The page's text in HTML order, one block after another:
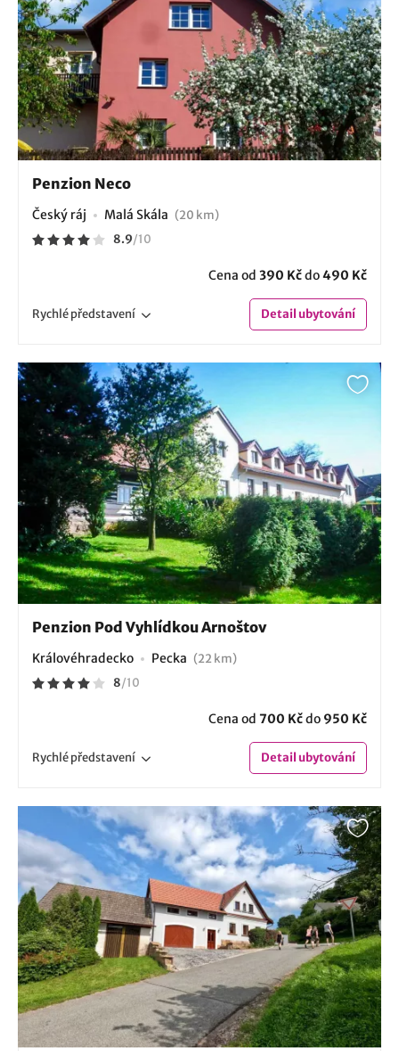
Penzion Neco
Český ráj Malá Skála (20 km)
8.9/10
Cena od 390 Kčdo490 Kč
Rychlépředstavení Detailubytování
Penzion Pod Vyhlídkou Arnoštov
Královéhradecko Pecka (22 km)
8/10
Cena od 700 Kčdo 950 Kč
Rychlépředstavení Detailubytování